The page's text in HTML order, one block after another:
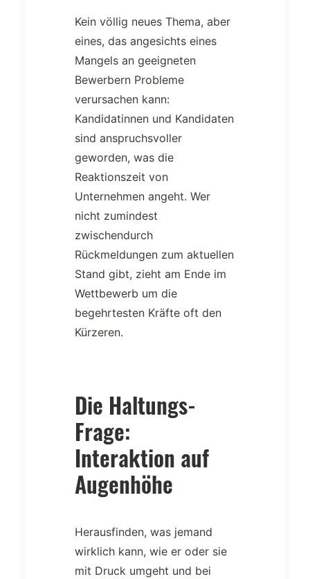
Kein völlig neues Thema, aber
eines, das angesichts eines
Mangels an geeigneten
Bewerbern Probleme
verursachen kann:
Kandidatinnen und Kandidaten
sind anspruchsvoller
geworden, was die
Reaktionszeit von
Unternehmen angeht. Wer
nicht zumindest
zwischendurch
Rückmeldungen zum aktuellen
Stand gibt, zieht am Ende im
Wettbewerb um die
begehrtesten Kräfte oft den
Kürzeren.
Die Haltungs-
Frage:
Interaktion auf
Augenhöhe
Herausfinden, was jemand
wirklich kann, wie er oder sie
mit Druck umgeht und bei